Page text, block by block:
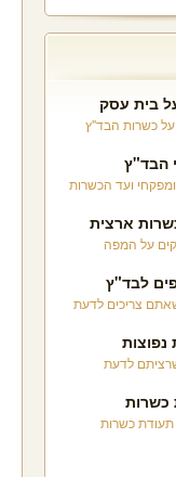
בית עסק
כשרות הבד"ץ
הבד"ץ
ועד הכשרות
ארצית
על המפה
לבד"ץ
צריכים לדעת
לדעת
כשרות
תעודת כשרות